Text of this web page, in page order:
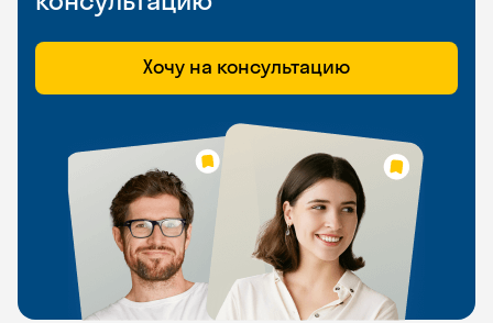
Хочу на консультацию